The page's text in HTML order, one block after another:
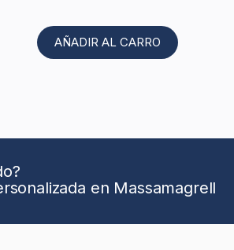
AÑADIR AL CARRO
en Massamagrell